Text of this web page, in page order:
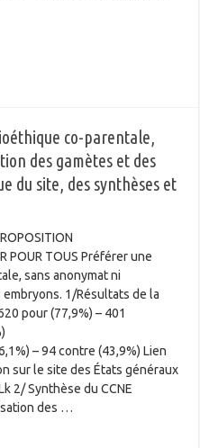
co-parentale,
des gamètes et des
du site, des synthèses et
POUR TOUS Préférer une
sans anonymat ni
1/Résultats de la
pour (77,9%) – 401
– 94 contre (43,9%) Lien
sur le site des États généraux
2/ Synthèse du CCNE
des …